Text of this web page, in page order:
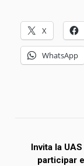
X
WhatsApp
Invita la
participar